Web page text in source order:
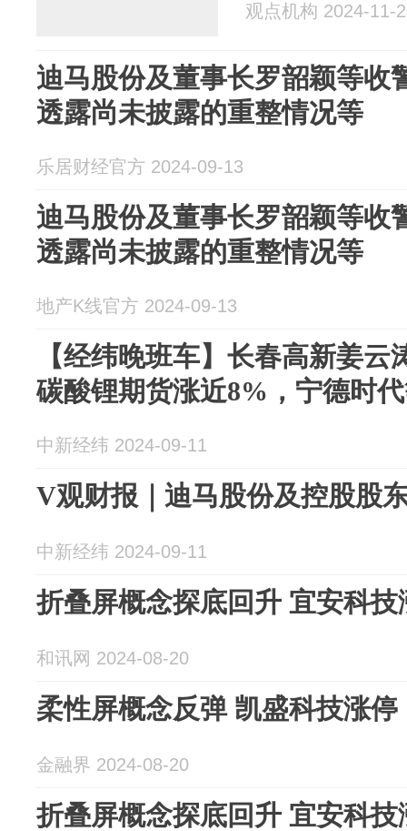
观点机构 2024-11-
迪马股份及董事长罗韶颖等收
透露尚未披露的重整情况等
乐居财经官方 2024-09-13
迪马股份及董事长罗韶颖等收
透露尚未披露的重整情况等
地产K线官方 2024-09-13
【经纬晚班车】长春高新姜
碳酸锂期货涨近8%，宁德时
中新经纬 2024-09-11
V观财报｜迪马股份及控股股
中新经纬 2024-09-11
折叠屏概念探底回升 宜安科技
和讯网 2024-08-20
柔性屏概念反弹 凯盛科技涨停
金融界 2024-08-20
折叠屏概念探底回升 宜安科技